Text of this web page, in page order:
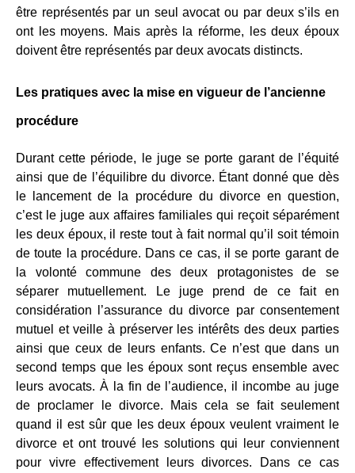
être représentés par un seul avocat ou par deux s’ils en
ont les moyens. Mais après la réforme, les deux époux
doivent être représentés par deux avocats distincts.
Les pratiques avec la mise en vigueur de l’ancienne
procédure
Durant cette période, le juge se porte garant de l’équité
ainsi que de l’équilibre du divorce. Étant donné que dès
le lancement de la procédure du divorce en question,
c’est le juge aux affaires familiales qui reçoit séparément
les deux époux, il reste tout à fait normal qu’il soit témoin
de toute la procédure. Dans ce cas, il se porte garant de
la volonté commune des deux protagonistes de se
séparer mutuellement. Le juge prend de ce fait en
considération l’assurance du divorce par consentement
mutuel et veille à préserver les intérêts des deux parties
ainsi que ceux de leurs enfants. Ce n’est que dans un
second temps que les époux sont reçus ensemble avec
leurs avocats. À la fin de l’audience, il incombe au juge
de proclamer le divorce. Mais cela se fait seulement
quand il est sûr que les deux époux veulent vraiment le
divorce et ont trouvé les solutions qui leur conviennent
pour vivre effectivement leurs divorces. Dans ce cas